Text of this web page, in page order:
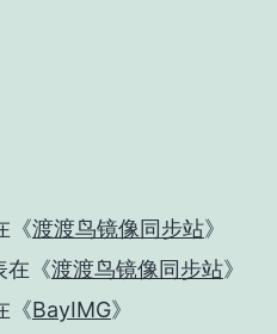
《渡渡鸟镜像同步站》
在《渡渡鸟镜像同步站》
《BayIMG》